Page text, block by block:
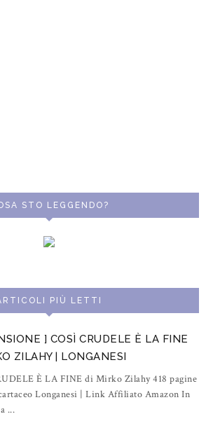
STO LEGGENDO?
PIÙ LETTI
] COSÌ CRUDELE È LA FINE
ZILAHY | LONGANESI
È LA FINE di Mirko Zilahy 418 pagine
Longanesi | Link Affiliato Amazon In
...